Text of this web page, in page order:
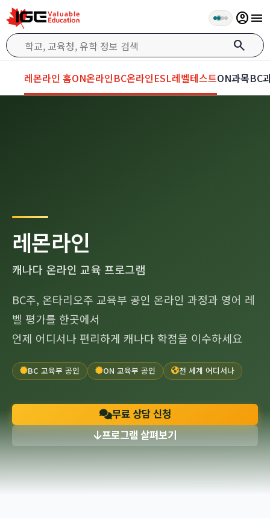
search
account_circlemenu
레몬라인 홈ON온라인BC온라인ESL레벨테스트ON과목BC
레몬라인
캐나다 온라인 교육 프로그램
BC주, 온타리오주 교육부 공인 온라인 과정과 영어 레
벨 평가를 한곳에서
언제 어디서나 편리하게 캐나다 학점을 이수하세요
BC 교육부 공인 ON 교육부 공인 전 세계 어디서나
무료 상담 신청
프로그램 살펴보기